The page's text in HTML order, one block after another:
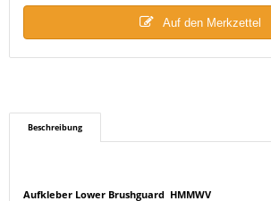
Auf den Merkzettel
Beschreibung
Aufkleber Lower Brushguard HMMWV